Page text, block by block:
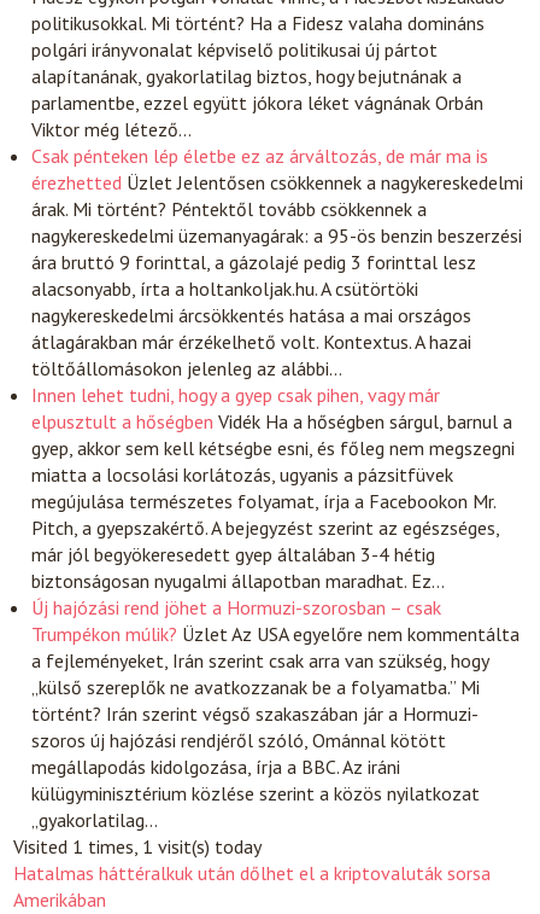
politikusokkal. Mi történt? Ha a Fidesz valaha domináns
polgári irányvonalat képviselő politikusai új pártot
alapítanának, gyakorlatilag biztos, hogy bejutnának a
parlamentbe, ezzel együtt jókora léket vágnának Orbán
Viktor még létező…
Csak pénteken lép életbe ez az árváltozás, de már ma is
érezhetted Üzlet Jelentősen csökkennek a nagykereskedelmi
árak. Mi történt? Péntektől tovább csökkennek a
nagykereskedelmi üzemanyagárak: a 95-ös benzin beszerzési
ára bruttó 9 forinttal, a gázolajé pedig 3 forinttal lesz
alacsonyabb, írta a holtankoljak.hu. A csütörtöki
nagykereskedelmi árcsökkentés hatása a mai országos
átlagárakban már érzékelhető volt. Kontextus. A hazai
töltőállomásokon jelenleg az alábbi…
Innen lehet tudni, hogy a gyep csak pihen, vagy már
elpusztult a hőségben Vidék Ha a hőségben sárgul, barnul a
gyep, akkor sem kell kétségbe esni, és főleg nem megszegni
miatta a locsolási korlátozás, ugyanis a pázsitfüvek
megújulása természetes folyamat, írja a Facebookon Mr.
Pitch, a gyepszakértő. A bejegyzést szerint az egészséges,
már jól begyökeresedett gyep általában 3-4 hétig
biztonságosan nyugalmi állapotban maradhat. Ez…
Új hajózási rend jöhet a Hormuzi-szorosban – csak
Trumpékon múlik? ÜzletAz USA egyelőre nem kommentálta
a fejleményeket, Irán szerint csak arra van szükség, hogy
„külső szereplők ne avatkozzanak be a folyamatba.” Mi
történt? Irán szerint végső szakaszában jár a Hormuzi-
szoros új hajózási rendjéről szóló, Ománnal kötött
megállapodás kidolgozása, írja a BBC. Az iráni
külügyminisztérium közlése szerint a közös nyilatkozat
„gyakorlatilag…
Visited 1 times, 1 visit(s) today
Hatalmas háttéralkuk után dőlhet el a kriptovaluták sorsa
Amerikában